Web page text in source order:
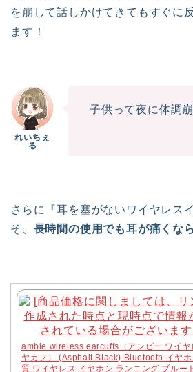
を崩して話しかけてきてもすぐに
ます！
子供って夜に体調
さらに『耳を塞がないワイヤレス
そ、 長時間の使用でも耳が痛くな
ambie wireless earcuffs（アンビー ワイヤ
ヤカフ） (Asphalt Black) Bluetooth イヤホ
質 ワイヤレス イヤホン ランニング ブルー